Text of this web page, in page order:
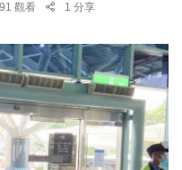
觀看 1 分享